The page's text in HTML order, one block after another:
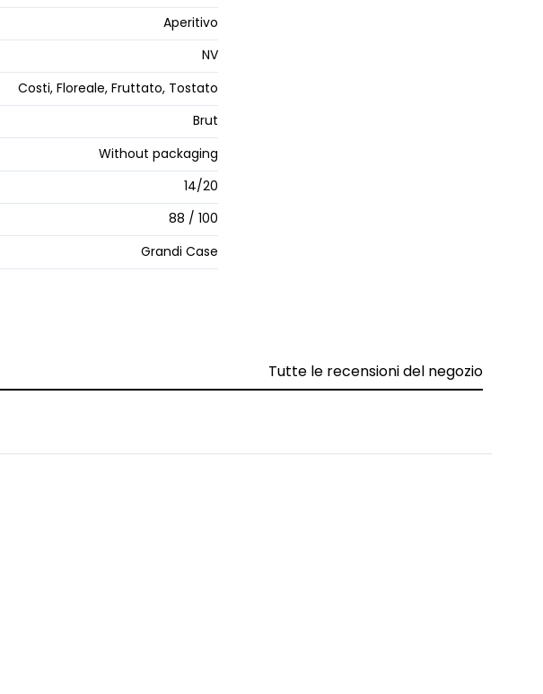
Aperitivo
NV
Costi, Floreale, Fruttato, Tostato
Brut
Without packaging
14/20
88 / 100
Grandi Case
Tutte le recensioni del negozio